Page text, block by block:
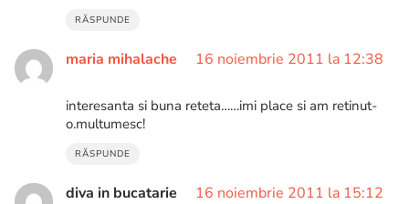
RĂSPUNDE
maria mihalache 16 noiembrie 2011 la 12:38
interesanta si buna reteta……imi place si am retinut-
o.multumesc!
RĂSPUNDE
diva in bucatarie 16 noiembrie 2011 la 15:12